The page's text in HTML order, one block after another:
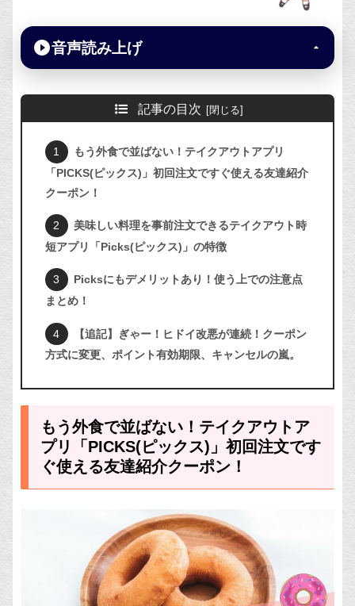
音声読み上げ
記事の目次
もう外食で並ばない！テイクアウトアプリ
「PICKS(ピックス)」初回注文ですぐ使える友達紹介
クーポン！
美味しい料理を事前注文できるテイクアウト時
短アプリ「Picks(ピックス)」の特徴
Picksにもデメリットあり！使う上での注意点
まとめ！
【追記】ぎゃー！ヒドイ改悪が連続！クーポン
方式に変更、ポイント有効期限、キャンセルの嵐。
もう外食で並ばない！テイクアウトア
プリ「PICKS(ピックス)」初回注文です
ぐ使える友達紹介クーポン！